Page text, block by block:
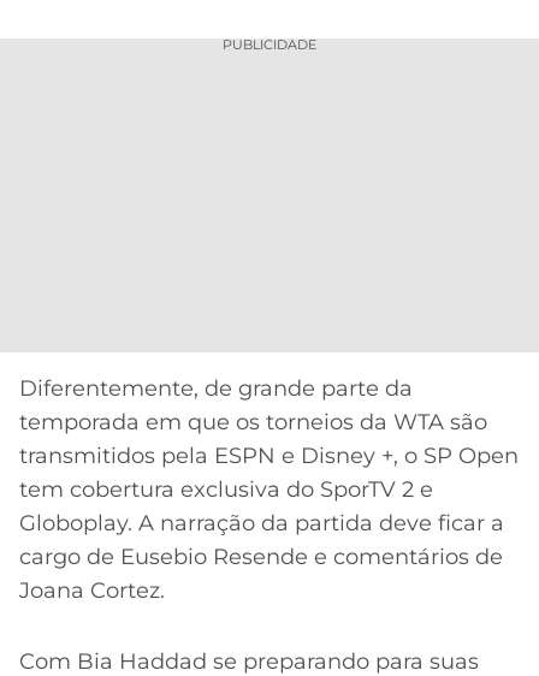
ATLÉTICO
PUBLICIDADE
Diferentemente, de grande parte da
temporada em que os torneios da WTA são
transmitidos pela ESPN e Disney +, o SP Open
tem cobertura exclusiva do SporTV 2 e
Globoplay. A narração da partida deve ficar a
cargo de Eusebio Resende e comentários de
Joana Cortez.
Com Bia Haddad se preparando para suas